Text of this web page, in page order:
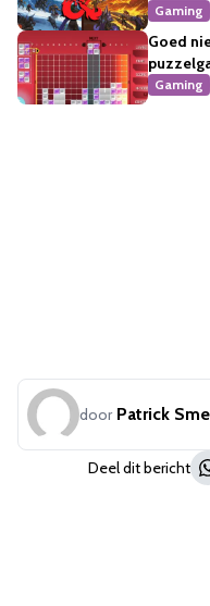
Gaming
Goed
Gaming
door Patrick
Deel dit bericht